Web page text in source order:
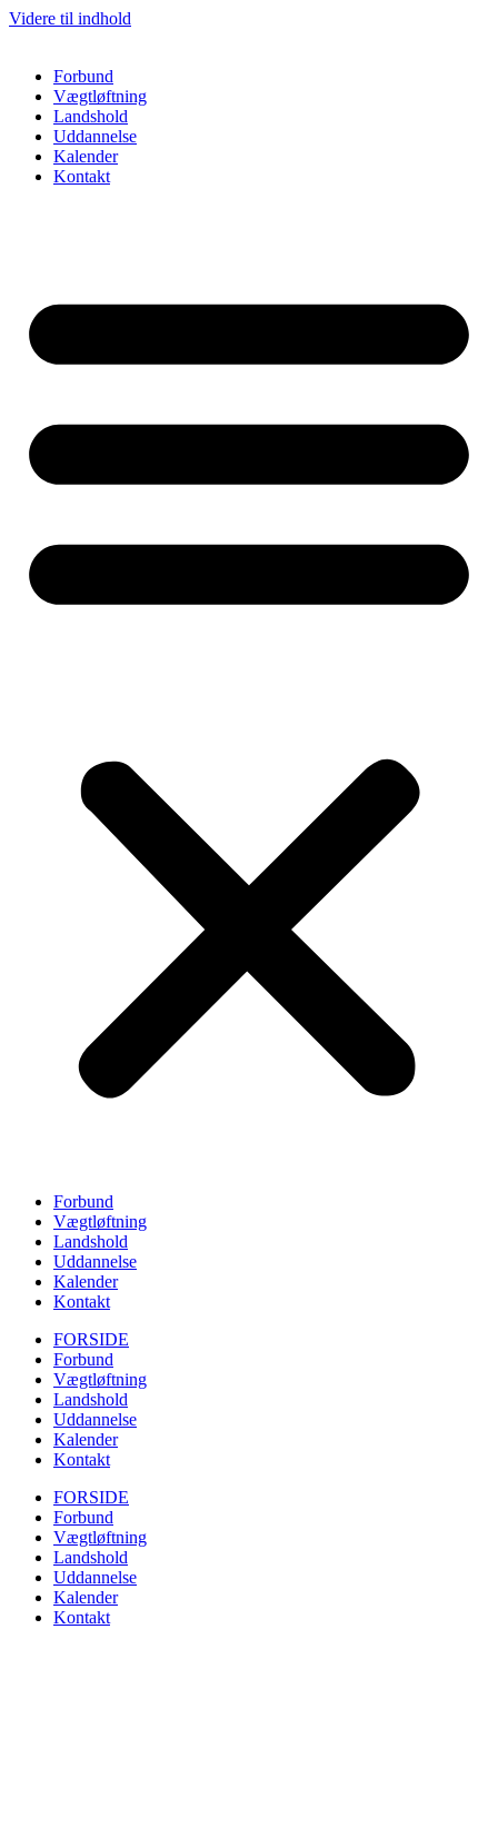
Videre til indhold
Forbund
Vægtløftning
Landshold
Uddannelse
Kalender
Kontakt
Forbund
Vægtløftning
Landshold
Uddannelse
Kalender
Kontakt
FORSIDE
Forbund
Vægtløftning
Landshold
Uddannelse
Kalender
Kontakt
FORSIDE
Forbund
Vægtløftning
Landshold
Uddannelse
Kalender
Kontakt